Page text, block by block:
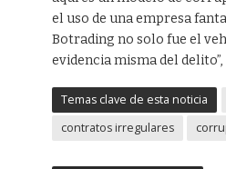
el uso de una empresa
Botrading no solo fue el
evidencia misma del
Temas clave de esta noticia
contratos irregulares